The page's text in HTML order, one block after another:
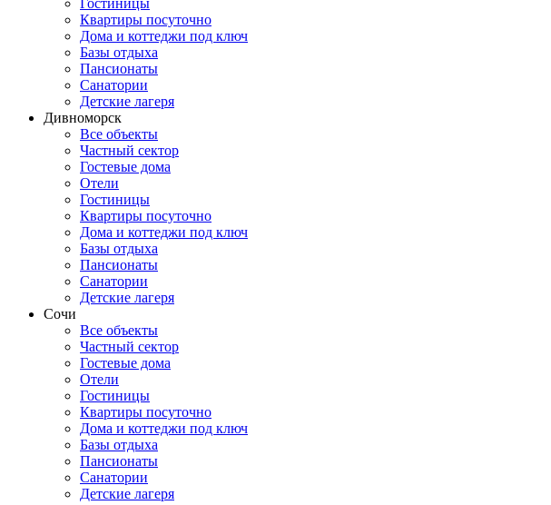
Гостиницы
Квартиры посуточно
Дома и коттеджи под ключ
Базы отдыха
Пансионаты
Санатории
Детские лагеря
Дивноморск
Все объекты
Частный сектор
Гостевые дома
Отели
Гостиницы
Квартиры посуточно
Дома и коттеджи под ключ
Базы отдыха
Пансионаты
Санатории
Детские лагеря
Сочи
Все объекты
Частный сектор
Гостевые дома
Отели
Гостиницы
Квартиры посуточно
Дома и коттеджи под ключ
Базы отдыха
Пансионаты
Санатории
Детские лагеря